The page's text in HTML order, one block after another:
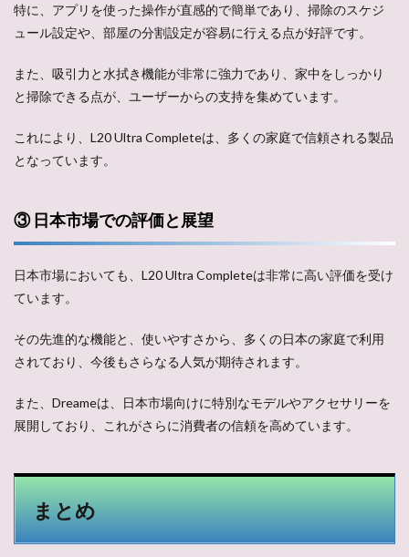
特に、アプリを使った操作が直感的で簡単であり、掃除のスケジ
ュール設定や、部屋の分割設定が容易に行える点が好評です。
また、吸引力と水拭き機能が非常に強力であり、家中をしっかり
と掃除できる点が、ユーザーからの支持を集めています。
これにより、L20 Ultra Completeは、多くの家庭で信頼される製品
となっています。
③ 日本市場での評価と展望
日本市場においても、L20 Ultra Completeは非常に高い評価を受け
ています。
その先進的な機能と、使いやすさから、多くの日本の家庭で利用
されており、今後もさらなる人気が期待されます。
また、Dreameは、日本市場向けに特別なモデルやアクセサリーを
展開しており、これがさらに消費者の信頼を高めています。
まとめ